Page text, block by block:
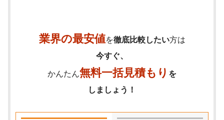
業界の最安値を徹底比較したい方は
今すぐ、
かんたん無料一括見積もり を
しましょう！